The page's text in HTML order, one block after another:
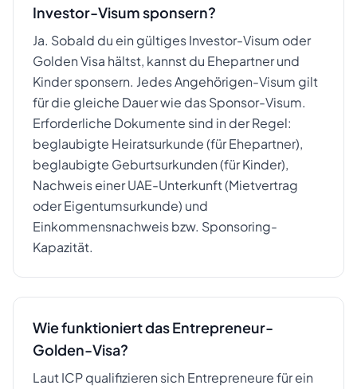
Investor-Visum sponsern?
Ja. Sobald du ein gültiges Investor-Visum oder
Golden Visa hältst, kannst du Ehepartner und
Kinder sponsern. Jedes Angehörigen-Visum gilt
für die gleiche Dauer wie das Sponsor-Visum.
Erforderliche Dokumente sind in der Regel:
beglaubigte Heiratsurkunde (für Ehepartner),
beglaubigte Geburtsurkunden (für Kinder),
Nachweis einer UAE-Unterkunft (Mietvertrag
oder Eigentumsurkunde) und
Einkommensnachweis bzw. Sponsoring-
Kapazität.
Wie funktioniert das Entrepreneur-
Golden-Visa?
Laut ICP qualifizieren sich Entrepreneure für ein